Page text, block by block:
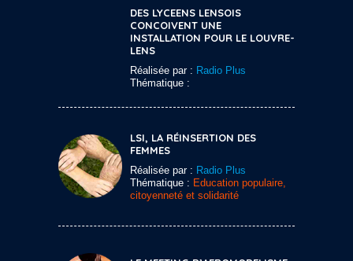
DES LYCEENS LENSOIS
CONCOIVENT UNE
INSTALLATION POUR LE LOUVRE-
LENS
Réalisée par : Radio Plus
Thématique :
LSI, LA RÉINSERTION DES
FEMMES
Réalisée par : Radio Plus
Thématique : Education populaire,
citoyenneté et solidarité